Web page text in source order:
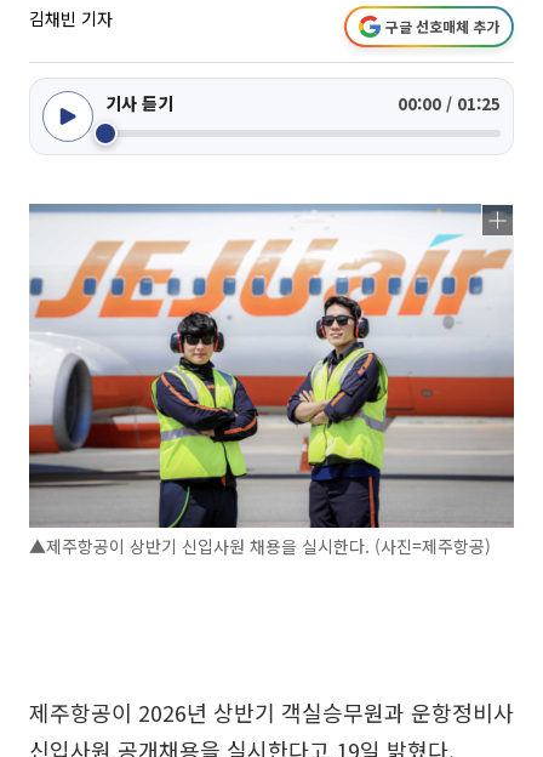
김채빈 기자 구글 선호매체 추가
기사 듣기 00:00 / 01:25
▲제주항공이 상반기 신입사원 채용을 실시한다. (사진=제주항공)
제주항공이 2026년 상반기 객실승무원과 운항정비사
신입사원 공개채용을 실시한다고 19일 밝혔다.